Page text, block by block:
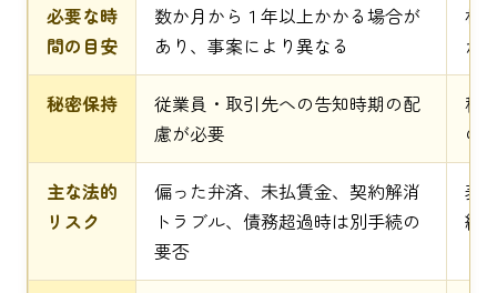
必要な時
間の目安
数か月から１年以上かかる場合が
あり、事案により異なる
相
が
秘密保持
従業員・取引先への告知時期の配
慮が必要
秘
の
主な法的
リスク
偏った弁済、未払賃金、契約解消
トラブル、債務超過時は別手続の
要否
表
継